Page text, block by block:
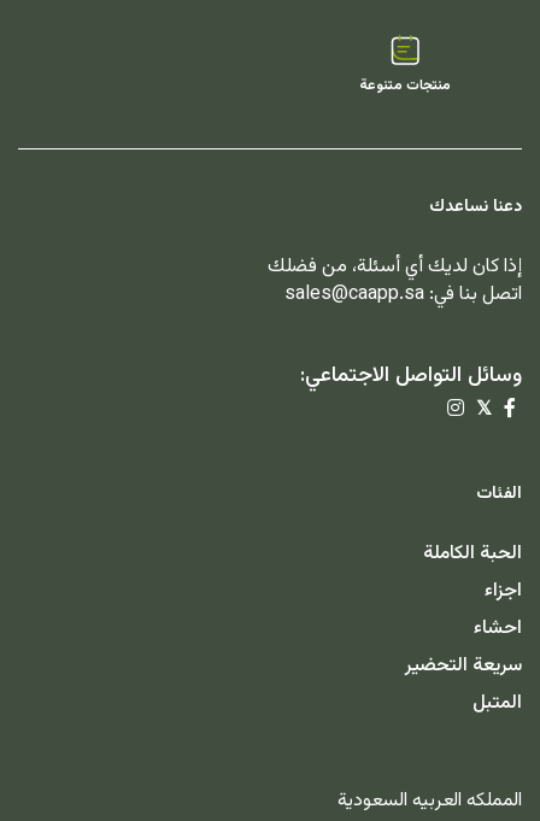
منتجات متنوعة
دعنا نساعدك
إذا كان لديك أي أسئلة، من فضلك
اتصل بنا في: sales@caapp.sa
وسائل التواصل الاجتماعي:
𝕏
الفئات
الحبة الكاملة
اجزاء
احشاء
سريعة التحضير
المتبل
المملكه العربيه السعودية